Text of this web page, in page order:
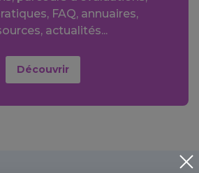
FAQ, annuaires,
actualités...
Découvrir